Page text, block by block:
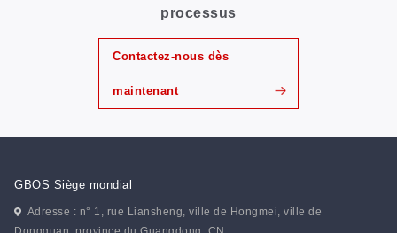
processus
Contactez-nous dès
maintenant
GBOS Siège mondial
Adresse : n° 1, rue Liansheng, ville de Hongmei, ville de